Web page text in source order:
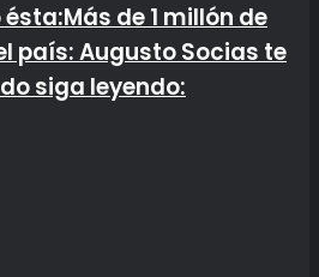
de 1 millón de
país: Augusto Socias te
siga leyendo: